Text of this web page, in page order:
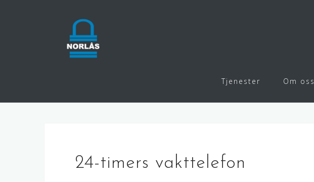
Tjenester Om oss
24-timers vakttelefon